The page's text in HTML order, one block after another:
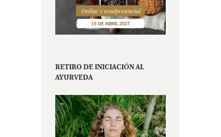
RETIRO DE INICIACIÓN AL
AYURVEDA